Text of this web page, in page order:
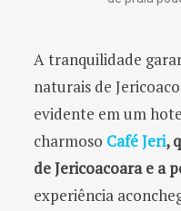
A tranquilidade
naturais de
evidente em um
charmoso Café Jeri,
de Jericoacoara e a
experiência